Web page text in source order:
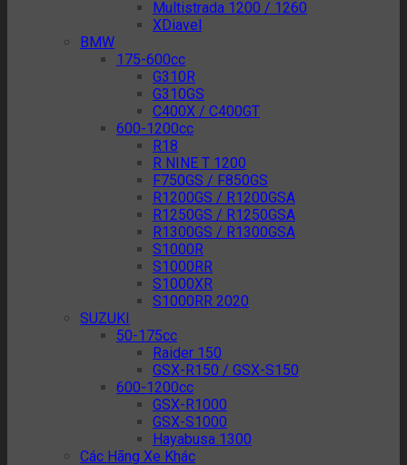
Multistrada 1200 / 1260
XDiavel
BMW
175-600cc
G310R
G310GS
C400X / C400GT
600-1200cc
R18
R NINE T 1200
F750GS / F850GS
R1200GS / R1200GSA
R1250GS / R1250GSA
R1300GS / R1300GSA
S1000R
S1000RR
S1000XR
S1000RR 2020
SUZUKI
50-175cc
Raider 150
GSX-R150 / GSX-S150
600-1200cc
GSX-R1000
GSX-S1000
Hayabusa 1300
Các Hãng Xe Khác